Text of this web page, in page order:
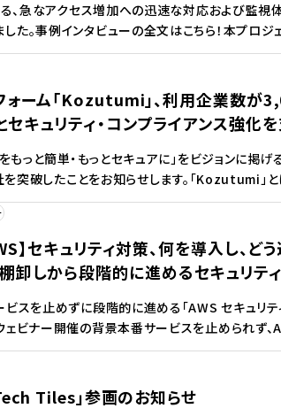
急なアクセス増加への迅速な対応および監視
た。事例インタビューの全文はこちら！本プロ
ォーム「Kozutumi」、利用企業数が
キュリティ・コンプライアンス強化
をもっと簡単・もっとセキュアに」をビジョンに
突破したことをお知らせします。「Kozutumi」
】セキュリティ対策、何を導入し、
卸しから段階的に進めるセキュリテ
ビスを止めずに段階的に進める「AWS セキュリ
ェビナー開催の背景本番サービスを止められず
Tiles」参画のお知らせ